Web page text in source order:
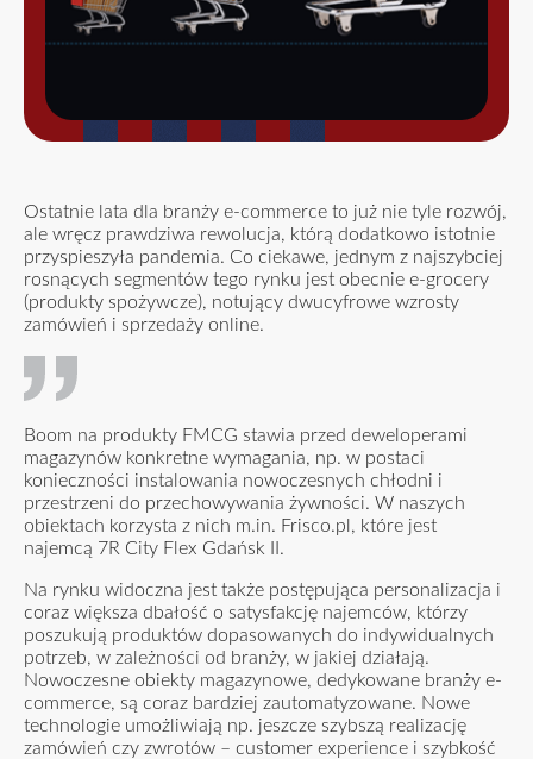
Ostatnie lata dla branży e-commerce to już nie tyle rozwój,
ale wręcz prawdziwa rewolucja, którą dodatkowo istotnie
przyspieszyła pandemia. Co ciekawe, jednym z najszybciej
rosnących segmentów tego rynku jest obecnie e-grocery
(produkty spożywcze), notujący dwucyfrowe wzrosty
zamówień i sprzedaży online.
Boom na produkty FMCG stawia przed deweloperami
magazynów konkretne wymagania, np. w postaci
konieczności instalowania nowoczesnych chłodni i
przestrzeni do przechowywania żywności. W naszych
obiektach korzysta z nich m.in. Frisco.pl, które jest
najemcą 7R City Flex Gdańsk II.
Na rynku widoczna jest także postępująca personalizacja i
coraz większa dbałość o satysfakcję najemców, którzy
poszukują produktów dopasowanych do indywidualnych
potrzeb, w zależności od branży, w jakiej działają.
Nowoczesne obiekty magazynowe, dedykowane branży e-
commerce, są coraz bardziej zautomatyzowane. Nowe
technologie umożliwiają np. jeszcze szybszą realizację
zamówień czy zwrotów – customer experience i szybkość